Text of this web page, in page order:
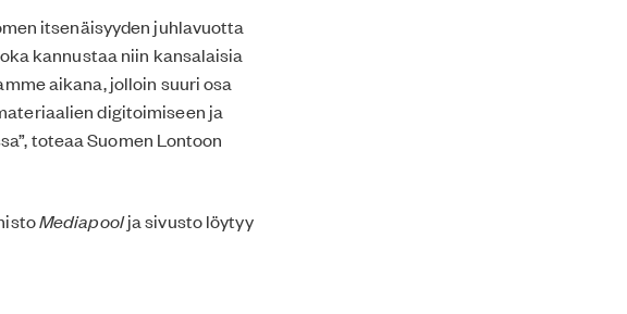
itsenäisyyden juhlavuotta
kannustaa niin kansalaisia
aikana, jolloin suuri osa
digitoimiseen ja
toteaa Suomen Lontoon
Mediapoolja sivusto löytyy